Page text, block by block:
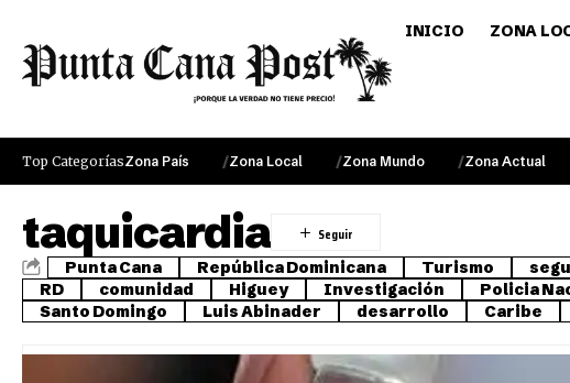
INICIO ZONA
Top CategoríasZona País Zona Local Zona Mundo Zona Actual
taquicardia
Punta Cana República Dominicana Turismo
RD
comunidad Higuey Investigación Policia
Santo Domingo
Luis Abinader desarrollo Caribe